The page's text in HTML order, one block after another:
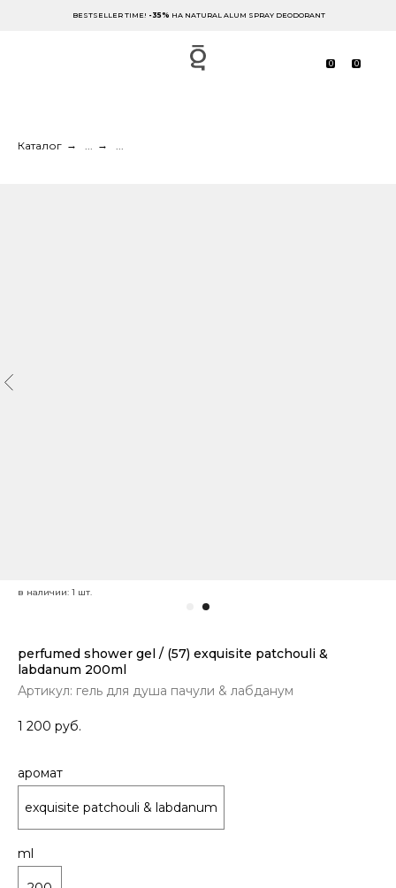
BESTSELLER TIME! -35% НА NATURAL ALUM SPRAY DEODORANT
0 0
Каталог → ... → ...
perfumed shower gel / (57) exquisite patchouli &
labdanum 200ml
Артикул: гель для душа пачули & лабданум
1 200 руб.
аромат
exquisite patchouli & labdanum
ml